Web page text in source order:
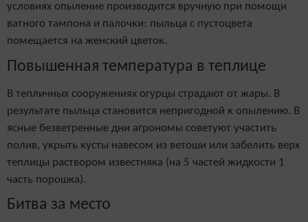
условиях опыление производится вручную при помощи
ватного тампона и палочки: пыльца с пустоцвета
помещается на женский цветок.
Повышенная температура в теплице
В тепличных сооружениях огурцы страдают от жары. В
результате пыльца становится непригодной к опылению. В
ясные безветренные дни агрономы советуют участить
полив, укрыть кусты навесом из ветоши или забелить верх
теплицы раствором известняка (на 5 частей жидкости 1
часть порошка).
Битва за место